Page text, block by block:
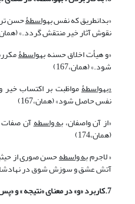
«بدان‏طریق که نفسبه‏واسطۀحسن
نقوش آثار خیر منتقش گردد.» (همان،
«و هیأت اخلاق حسنهبه‏واسطۀ
شود.» (همان،167)
«به‏واسطۀمواظبت بر اکتساب خیر
نفس حاصل شود» (همان،167)
«از آن واصفان،به واسطهآن صفات
(همان،174)
« لاجرمبه واسطهحسن صوری از
آتش عشق و سوزش شوق در نهادشان
7.کاربرد «و» در معنای «نتیجه » و «پس»